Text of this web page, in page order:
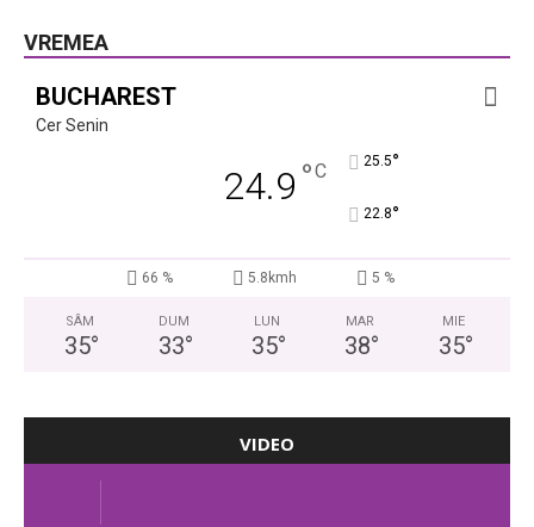
VREMEA
BUCHAREST
Cer Senin
24.9 °C 25.5°
22.8°
66 % 5.8kmh 5 %
SÂM
35°
DUM
33°
LUN
35°
MAR
38°
MIE
35°
VIDEO